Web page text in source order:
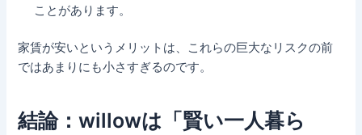
ことがあります。
家賃が安いというメリットは、これらの巨大なリスクの前
ではあまりにも小さすぎるのです。
結論：willowは「賢い一人暮ら